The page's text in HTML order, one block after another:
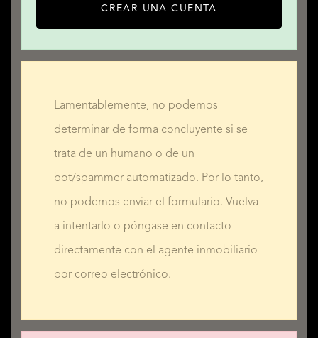
CREAR UNA CUENTA
Lamentablemente, no podemos
determinar de forma concluyente si se
trata de un humano o de un
bot/spammer automatizado. Por lo tanto,
no podemos enviar el formulario. Vuelva
a intentarlo o póngase en contacto
directamente con el agente inmobiliario
por correo electrónico.